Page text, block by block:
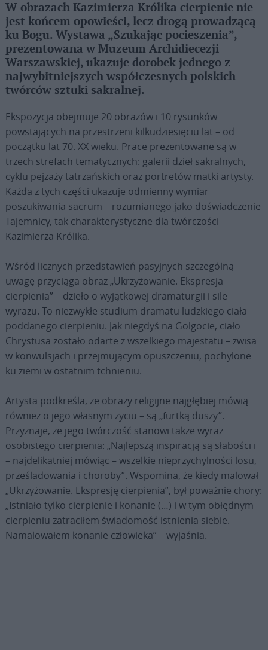
W obrazach Kazimierza Królika cierpienie nie
jest końcem opowieści, lecz drogą prowadzącą
ku Bogu. Wystawa „Szukając pocieszenia”,
prezentowana w Muzeum Archidiecezji
Warszawskiej, ukazuje dorobek jednego z
najwybitniejszych współczesnych polskich
twórców sztuki sakralnej.
Ekspozycja obejmuje 20 obrazów i 10 rysunków
powstających na przestrzeni kilkudziesięciu lat – od
początku lat 70. XX wieku. Prace prezentowane są w
trzech strefach tematycznych: galerii dzieł sakralnych,
cyklu pejzaży tatrzańskich oraz portretów matki artysty.
Każda z tych części ukazuje odmienny wymiar
poszukiwania sacrum – rozumianego jako doświadczenie
Tajemnicy, tak charakterystyczne dla twórczości
Kazimierza Królika.
Wśród licznych przedstawień pasyjnych szczególną
uwagę przyciąga obraz „Ukrzyżowanie. Ekspresja
cierpienia” – dzieło o wyjątkowej dramaturgii i sile
wyrazu. To niezwykłe studium dramatu ludzkiego ciała
poddanego cierpieniu. Jak niegdyś na Golgocie, ciało
Chrystusa zostało odarte z wszelkiego majestatu – zwisa
w konwulsjach i przejmującym opuszczeniu, pochylone
ku ziemi w ostatnim tchnieniu.
Artysta podkreśla, że obrazy religijne najgłębiej mówią
również o jego własnym życiu – są „furtką duszy”.
Przyznaje, że jego twórczość stanowi także wyraz
osobistego cierpienia: „Najlepszą inspiracją są słabości i
– najdelikatniej mówiąc – wszelkie nieprzychylności losu,
prześladowania i choroby”. Wspomina, że kiedy malował
„Ukrzyżowanie. Ekspresję cierpienia”, był poważnie chory:
„Istniało tylko cierpienie i konanie (…) i w tym obłędnym
cierpieniu zatraciłem świadomość istnienia siebie.
Namalowałem konanie człowieka” – wyjaśnia.